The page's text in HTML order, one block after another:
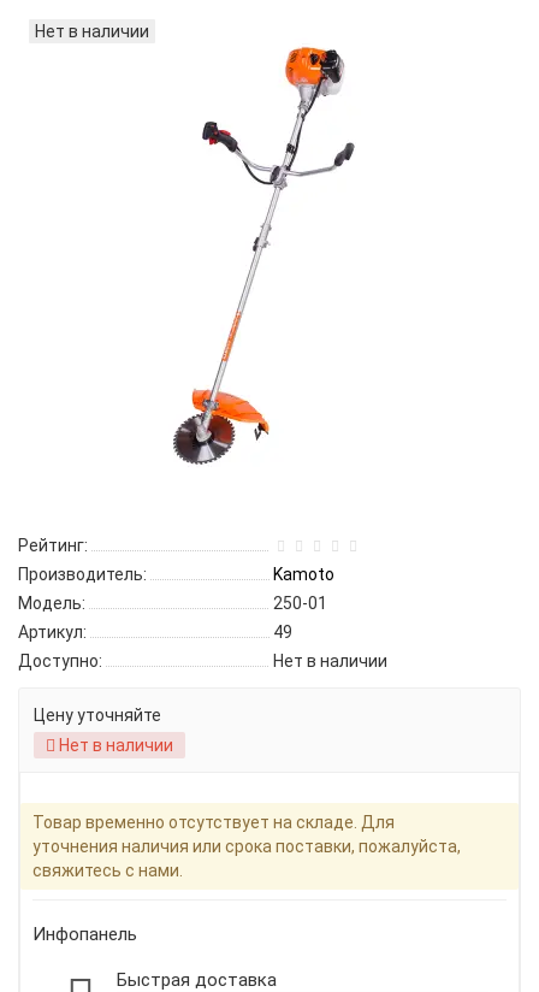
Нет в наличии
Рейтинг:
Производитель:
Kamoto
Модель:
250-01
Артикул:
49
Доступно:
Нет в наличии
Цену уточняйте
Нет в наличии
Товар временно отсутствует на складе. Для
уточнения наличия или срока поставки, пожалуйста,
свяжитесь с нами.
Инфопанель
Быстрая доставка